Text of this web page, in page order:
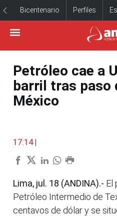
Bicentenario Perfiles
Petróleo cae a
barril tras paso
México
17:14 |
Lima, jul. 18 (ANDINA).- El
Petróleo Intermedio de
centavos de dólar y se